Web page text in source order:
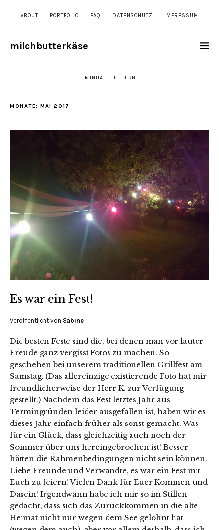
ABOUT PORTFOLIO FAQ DATENSCHUTZ IMPRESSUM
milchbutterkäse
INHALTE FILTERN
MONATE: MAI 2017
Es war ein Fest!
Veröffentlicht von Sabine
Die besten Feste sind die, bei denen man vor lauter
Freude ganz vergisst Fotos zu machen. So
geschehen bei unserem traditionellen Grillfest am
Samstag. (Das allereinzige existierende Foto hat mir
freundlicherweise der Herr K. zur Verfügung
gestellt.) Nachdem das Fest letztes Jahr aus
Termingründen leider ausgefallen ist, haben wir es
dieses Jahr einfach früher als sonst gemacht. Was
für ein Glück, dass gleichzeitig auch noch der
Sommer über uns hereingebrochen ist! Besser
hätten die Rahmenbedingungen nicht sein können.
Liebe Freunde und Verwandte, es war ein Fest mit
Euch zu feiern! Vielen Dank für Euer Kommen und
Dasein! Irgendwann habe ich mir so im Stillen
gedacht, dass sich das Zurückkommen in die alte
Heimat nicht nur wegen dem See gelohnt hat